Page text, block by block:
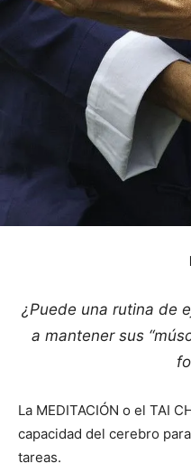
¿Puede una rutina de
a mantener sus
La MEDITACIÓN o el TAI
capacidad del cerebro
tareas.